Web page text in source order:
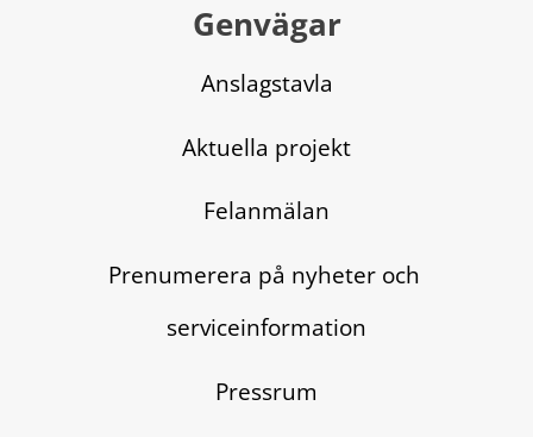
Genvägar
Anslagstavla
Aktuella projekt
Felanmälan
Prenumerera på nyheter och
serviceinformation
Pressrum